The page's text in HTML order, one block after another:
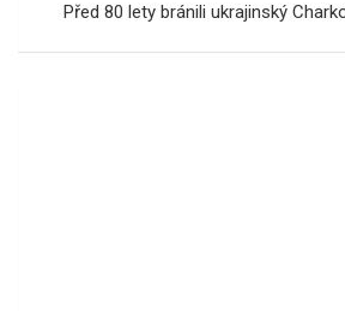
Před 80 lety bránili ukrajinský